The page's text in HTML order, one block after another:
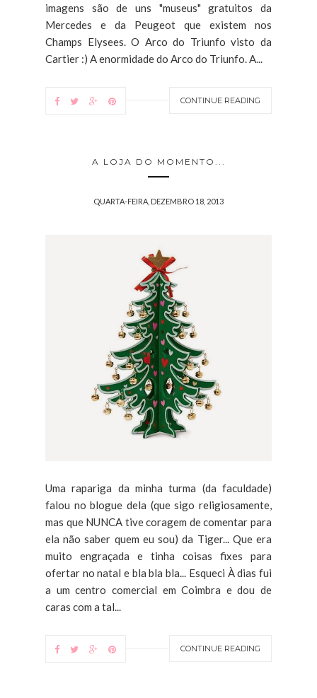
imagens são de uns "museus" gratuitos da
Mercedes e da Peugeot que existem nos
Champs Elysees. O Arco do Triunfo visto da
Cartier :) A enormidade do Arco do Triunfo. A...
CONTINUE READING
A LOJA DO MOMENTO...
QUARTA-FEIRA, DEZEMBRO 18, 2013
Uma rapariga da minha turma (da faculdade)
falou no blogue dela (que sigo religiosamente,
mas que NUNCA tive coragem de comentar para
ela não saber quem eu sou) da Tiger... Que era
muito engraçada e tinha coisas fixes para
ofertar no natal e bla bla bla... Esqueci À dias fui
a um centro comercial em Coimbra e dou de
caras com a tal...
CONTINUE READING